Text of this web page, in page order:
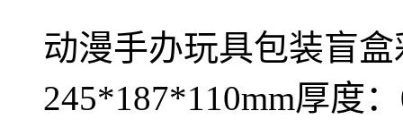
动漫手办玩具包装盲
245*187*110mm厚度